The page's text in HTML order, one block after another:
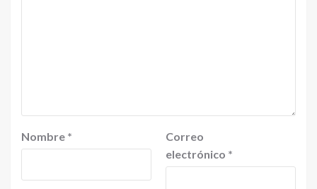
Nombre *
Correo
electrónico *